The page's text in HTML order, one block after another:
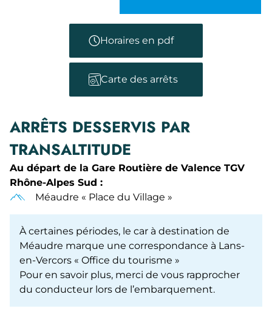
Horaires en pdf
Carte des arrêts
ARRÊTS DESSERVIS PAR
TRANSALTITUDE
Au départ de la Gare Routière de Valence TGV
Rhône-Alpes Sud :
Méaudre « Place du Village »
À certaines périodes, le car à destination de
Méaudre marque une correspondance à Lans-
en-Vercors « Office du tourisme »
Pour en savoir plus, merci de vous rapprocher
du conducteur lors de l’embarquement.